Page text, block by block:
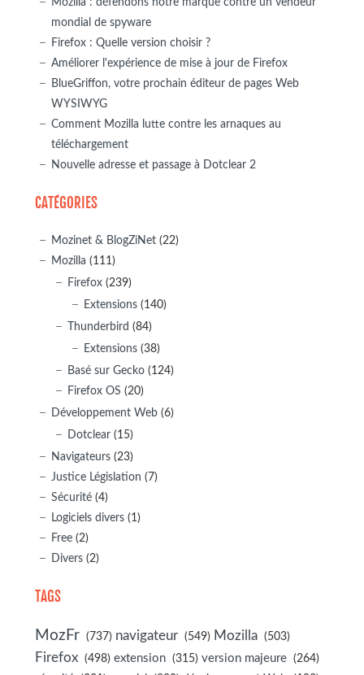
mondial de spyware
Firefox : Quelle version choisir ?
Améliorer l'expérience de mise à jour de Firefox
BlueGriffon, votre prochain éditeur de pages Web
WYSIWYG
Comment Mozilla lutte contre les arnaques au
téléchargement
Nouvelle adresse et passage à Dotclear 2
CATÉGORIES
Mozinet & BlogZiNet (22)
Mozilla (111)
Firefox (239)
Extensions (140)
Thunderbird (84)
Extensions (38)
Basé sur Gecko (124)
Firefox OS (20)
Développement Web (6)
Dotclear (15)
Navigateurs (23)
Justice Législation (7)
Sécurité (4)
Logiciels divers (1)
Free (2)
Divers (2)
TAGS
MozFr (737) navigateur (549) Mozilla (503)
Firefox (498) extension (315) version majeure (264)